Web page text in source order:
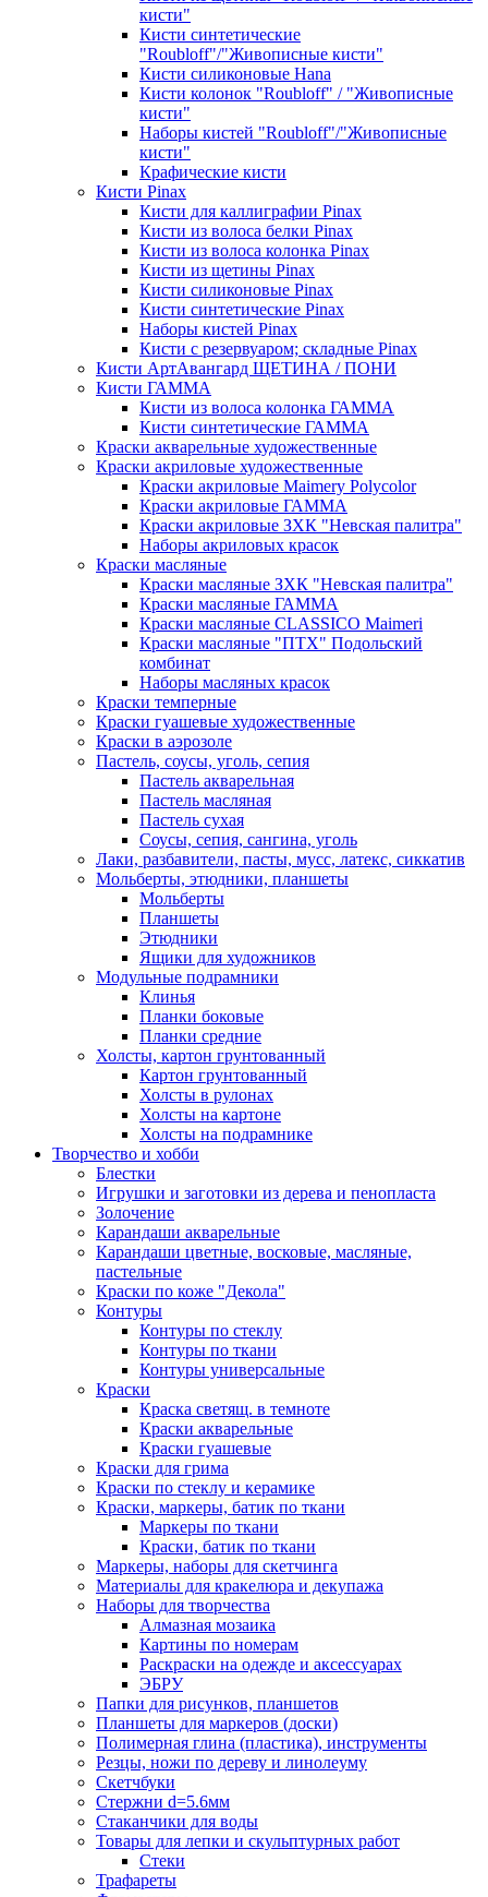
кисти"
Кисти синтетические
"Roubloff"/"Живописные кисти"
Кисти силиконовые Hana
Кисти колонок "Roubloff" / "Живописные
кисти"
Наборы кистей "Roubloff"/"Живописные
кисти"
Крафические кисти
Кисти Pinax
Кисти для каллиграфии Pinax
Кисти из волоса белки Pinax
Кисти из волоса колонка Pinax
Кисти из щетины Pinax
Кисти силиконовые Pinax
Кисти синтетические Pinax
Наборы кистей Pinax
Кисти с резервуаром; складные Pinax
Кисти АртАвангард ЩЕТИНА / ПОНИ
Кисти ГАММА
Кисти из волоса колонка ГАММА
Кисти синтетические ГАММА
Краски акварельные художественные
Краски акриловые художественные
Краски акриловые Maimery Polycolor
Краски акриловые ГАММА
Краски акриловые ЗХК "Невская палитра"
Наборы акриловых красок
Краски масляные
Краски масляные ЗХК "Невская палитра"
Краски масляные ГАММА
Краски масляные CLASSICO Maimeri
Краски масляные "ПТХ" Подольский
комбинат
Наборы масляных красок
Краски темперные
Краски гуашевые художественные
Краски в аэрозоле
Пастель, соусы, уголь, сепия
Пастель акварельная
Пастель масляная
Пастель сухая
Соусы, сепия, сангина, уголь
Лаки, разбавители, пасты, мусс, латекс, сиккатив
Мольберты, этюдники, планшеты
Мольберты
Планшеты
Этюдники
Ящики для художников
Модульные подрамники
Клинья
Планки боковые
Планки средние
Холсты, картон грунтованный
Картон грунтованный
Холсты в рулонах
Холсты на картоне
Холсты на подрамнике
Творчество и хобби
Блестки
Игрушки и заготовки из дерева и пенопласта
Золочение
Карандаши акварельные
Карандаши цветные, восковые, масляные,
пастельные
Краски по коже "Декола"
Контуры
Контуры по стеклу
Контуры по ткани
Контуры универсальные
Краски
Краска светящ. в темноте
Краски акварельные
Краски гуашевые
Краски для грима
Краски по стеклу и керамике
Краски, маркеры, батик по ткани
Маркеры по ткани
Краски, батик по ткани
Маркеры, наборы для скетчинга
Материалы для кракелюра и декупажа
Наборы для творчества
Алмазная мозаика
Картины по номерам
Раскраски на одежде и аксессуарах
ЭБРУ
Папки для рисунков, планшетов
Планшеты для маркеров (доски)
Полимерная глина (пластика), инструменты
Резцы, ножи по дереву и линолеуму
Скетчбуки
Стержни d=5.6мм
Стаканчики для воды
Товары для лепки и скульптурных работ
Стеки
Трафареты